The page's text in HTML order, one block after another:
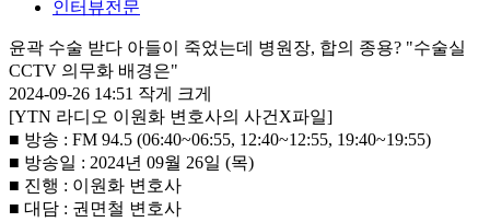
인터뷰전문
윤곽 수술 받다 아들이 죽었는데 병원장, 합의 종용? "수술실
CCTV 의무화 배경은"
2024-09-26 14:51 작게
크게
[YTN 라디오 이원화 변호사의 사건X파일]
■ 방송 : FM 94.5 (06:40~06:55, 12:40~12:55, 19:40~19:55)
■ 방송일 : 2024년 09월 26일 (목)
■ 진행 : 이원화 변호사
■ 대담 : 권면철 변호사